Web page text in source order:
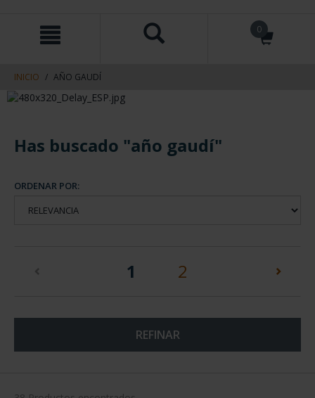
contenido
navegacin
0
INICIO AÑO GAUDÍ
Has buscado "año gaudí"
ORDENAR POR:
1 (current)
2
REFINAR